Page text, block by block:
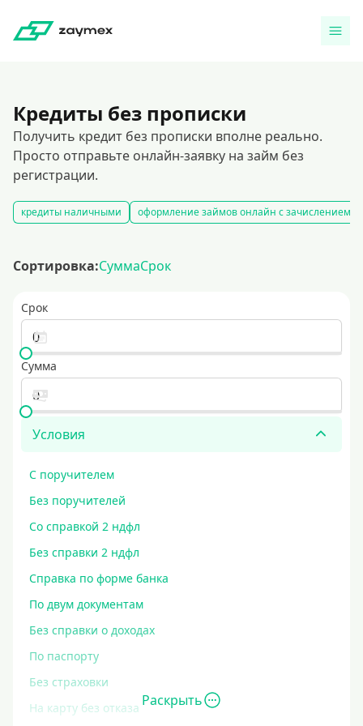
Кредиты без прописки
Получить кредит без прописки вполне реально.
Просто отправьте онлайн-заявку на займ без
регистрации.
кредиты наличными оформление займов онлайн с зачислением
Сортировка:СуммаСрок
Срок
Сумма
Условия
С поручителем
Без поручителей
Со справкой 2 ндфл
Без справки 2 ндфл
Справка по форме банка
По двум документам
Без справки о доходах
По паспорту
Без страховки
На карту без отказа Раскрыть